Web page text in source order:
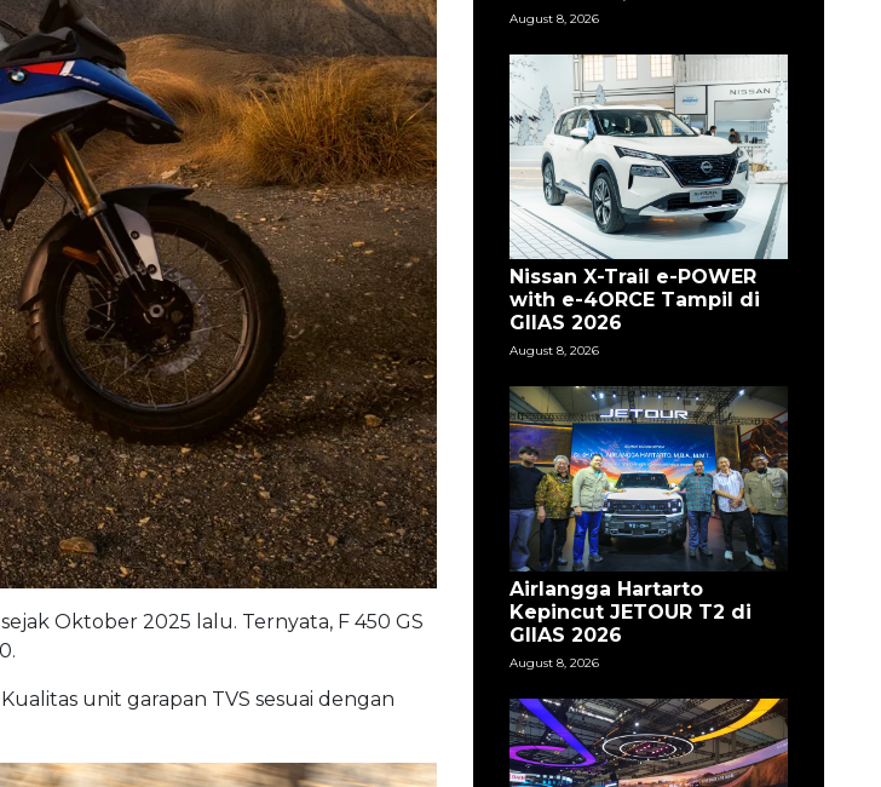
Oktober 2025 lalu. Ternyata, F 450 GS
unit garapan TVS sesuai dengan
August 8, 2026
Nissan X-Trail e-POWER
with e-4ORCE Tampil di
GIIAS 2026
August 8, 2026
Airlangga Hartarto
Kepincut JETOUR T2 di
GIIAS 2026
August 8, 2026